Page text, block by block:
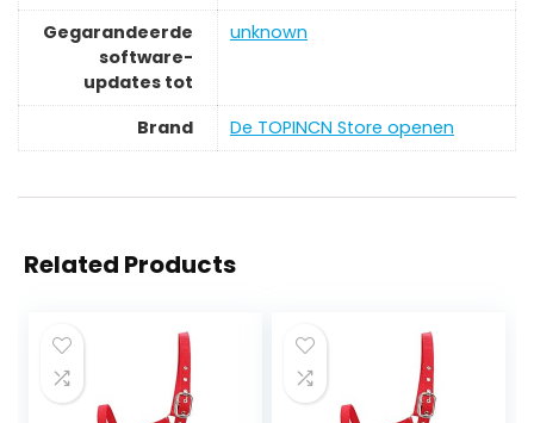
Gegarandeerde
software-
updates tot
‎unknown
Brand De TOPINCN Store openen
Related Products